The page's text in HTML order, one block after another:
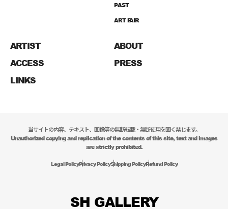
PAST
ART FAIR
ARTIST
ABOUT
ACCESS
PRESS
LINKS
当サイトの内容、テキスト、画像等の無断転載・無断使用を固く禁じます。
Unauthorized copying and replication of the contents of this site, text and images
are strictly prohibited.
Legal PolicyPrivacy PolicyShipping PolicyRefund Policy
SH GALLERY